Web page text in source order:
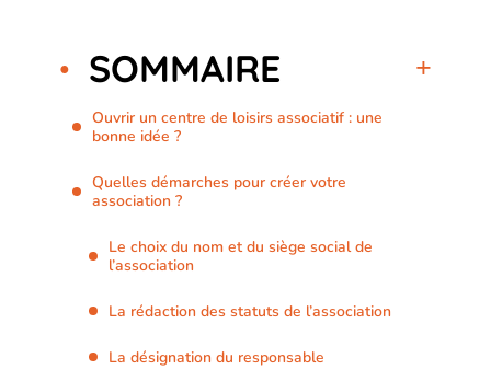
SOMMAIRE
Ouvrir un centre de loisirs associatif : une
bonne idée ?
Quelles démarches pour créer votre
association ?
Le choix du nom et du siège social de
l’association
La rédaction des statuts de l’association
La désignation du responsable